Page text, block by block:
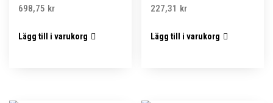
698,75 kr
Lägg till i varukorg
227,31 kr
Lägg till i varukorg